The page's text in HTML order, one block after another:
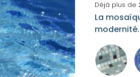
Déjà plus de
La
modernité.